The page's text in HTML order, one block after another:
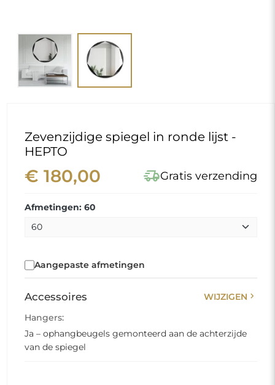
Zevenzijdige spiegel in ronde lijst -
HEPTO
€ 180,00 delivery_truck_speedGratis verzending
Afmetingen: 60
Aangepaste afmetingen
Accessoires WIJZIGEN chevron_right
Hangers:
Ja – ophangbeugels gemonteerd aan de achterzijde
van de spiegel